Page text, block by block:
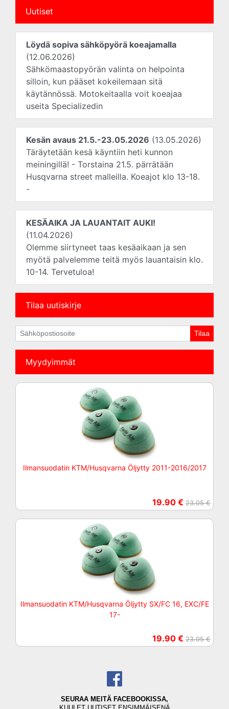
Uutiset
Löydä sopiva sähköpyörä koeajamalla
(12.06.2026)
Sähkömaastopyörän valinta on helpointa
silloin, kun pääset kokeilemaan sitä
käytännössä. Motokeitaalla voit koeajaa
useita Specializedin
Kesän avaus 21.5.-23.05.2026 (13.05.2026)
Täräytetään kesä käyntiin heti kunnon
meiningillä! - Torstaina 21.5. pärrätään
Husqvarna street malleilla. Koeajot klo 13-18.
-
KESÄAIKA JA LAUANTAIT AUKI!
(11.04.2026)
Olemme siirtyneet taas kesäaikaan ja sen
myötä palvelemme teitä myös lauantaisin klo.
10-14. Tervetuloa!
Tilaa uutiskirje
Myydyimmät
Ilmansuodatin KTM/Husqvarna Öljytty 2011-2016/2017
19.90 € 23.05 €
Ilmansuodatin KTM/Husqvarna Öljytty SX/FC 16, EXC/FE
17-
19.90 € 23.05 €
SEURAA MEITÄ FACEBOOKISSA,